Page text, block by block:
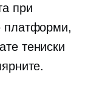
при
платформи,
тениски